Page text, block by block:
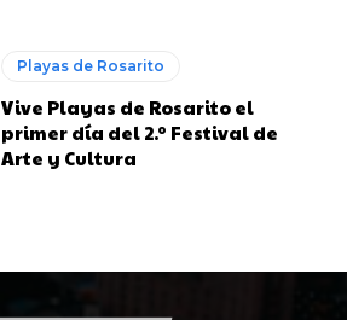
Playas de Rosarito
Vive Playas de Rosarito el
primer día del 2.º Festival de
Arte y Cultura